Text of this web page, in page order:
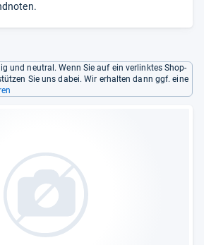
und neutral. Wenn Sie auf ein verlinktes Shop-
Sie uns dabei. Wir erhalten dann ggf. eine